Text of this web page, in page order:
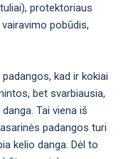
protektoriaus
pobūdis,
kad ir kokiai
bet svarbiausia,
Tai viena iš
padangos turi
kelio danga. Dėl to